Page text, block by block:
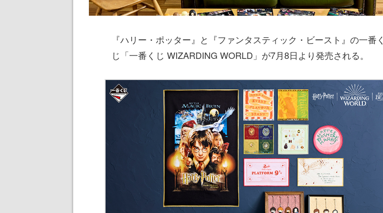
『ハリー・ポッター』と『ファンタスティック・ビースト』の一番く
じ「一番くじ WIZARDING WORLD」が7月8日より発売される。